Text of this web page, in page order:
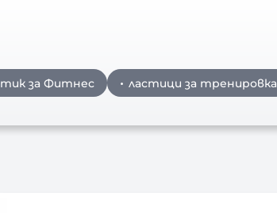
за Фитнес ластици за тренировка